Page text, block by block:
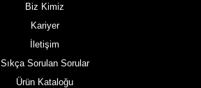
Biz Kimiz
Kariyer
İletişim
Sıkça Sorulan Sorular
Ürün Kataloğu